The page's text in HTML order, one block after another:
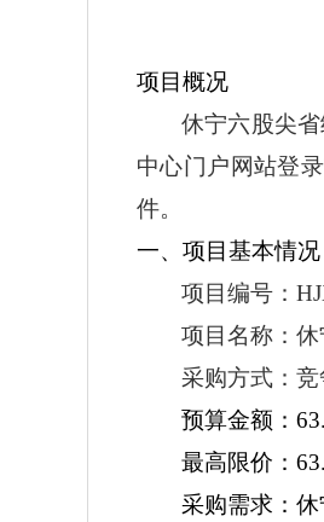
项目概况
休宁六股尖省
中心门户网站登
件。
一、项目基本情况
项目编号：
项目名称：
采购方式：
预算金额：
最高限价：
采购需求：